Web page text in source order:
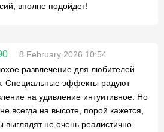
вполне подойдет!
8 February 2026 10:54
развлечение для любителей
Специальные эффекты радуют
на удивление интуитивное. Но
всегда на высоте, порой кажется,
выглядят не очень реалистично.